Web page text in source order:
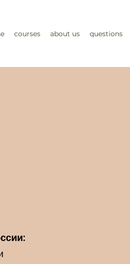
courses about us questions